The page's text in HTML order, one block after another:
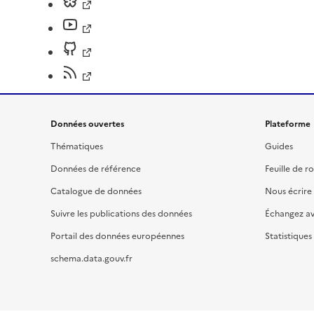
Données ouvertes
Thématiques
Données de référence
Catalogue de données
Suivre les publications des données
Portail des données européennes
schema.data.gouv.fr
Plateforme
Guides
Feuille de
Nous écrire
Échangez
Statistiques